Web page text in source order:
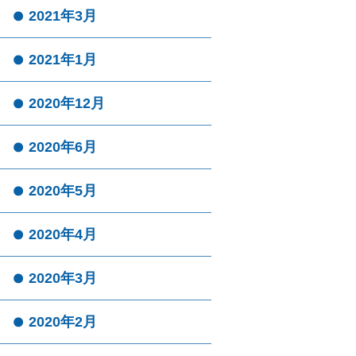
2021年3月
2021年1月
2020年12月
2020年6月
2020年5月
2020年4月
2020年3月
2020年2月